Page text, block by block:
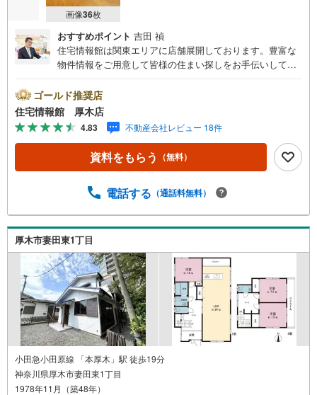
画像36枚
おすすめポイント 吉田 禎
住宅情報館は関東エリアに店舗展開しております。豊富な
物件情報をご用意して皆様の住まい探しをお手伝いしてお
さい。住宅ローン相談会も同時開催中無理のない住宅ロー
ンの試算やご購入の際にかかる諸費用の概算も行っており
ます。しっかりとした資金計画のアドバイスをさせて頂き
ますので、お気軽にご相談ください。
ゴールド推奨店
住宅情報館 厚木店
4.83 不動産会社レビュー 18件
資料をもらう （無料）
電話する （通話料無料）
厚木市妻田東1丁目
小田急小田原線 「本厚木」駅 徒歩19分
神奈川県厚木市妻田東1丁目
1978年11月（築48年）